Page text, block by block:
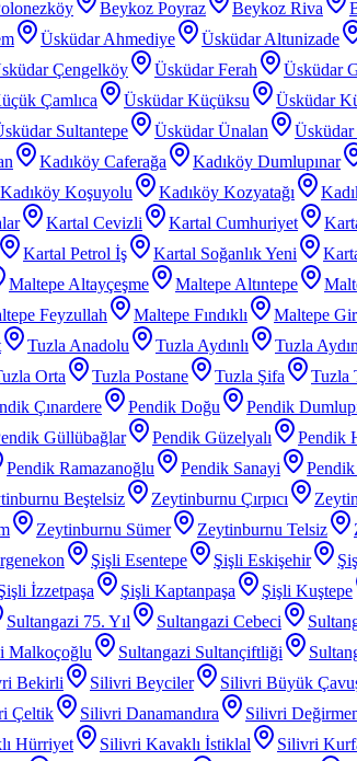
Beykoz Poyraz Beykoz Riva
Üsküdar Ahmediye Üsküdar Altunizade
Çengelköy Üsküdar Ferah Üsküdar
Çamlıca Üsküdar Küçüksu Üsküdar
Sultantepe Üsküdar Ünalan
Kadıköy Caferağa Kadıköy Dumlupınar
Kadıköy Koşuyolu Kadıköy Kozyatağı
Kartal Cevizli Kartal Cumhuriyet
Kartal Petrol İş Kartal Soğanlık Yeni
Maltepe Altayçeşme Maltepe Altıntepe
Feyzullah Maltepe Fındıklı Maltepe
Tuzla Anadolu Tuzla Aydınlı Tuzla
Orta Tuzla Postane Tuzla Şifa Tuzla
Çınardere Pendik Doğu Pendik
Güllübağlar Pendik Güzelyalı Pendik
Pendik Ramazanoğlu Pendik Sanayi Pendik
Beştelsiz Zeytinburnu Çırpıcı
Zeytinburnu Sümer Zeytinburnu Telsiz
Şişli Esentepe Şişli Eskişehir
İzzetpaşa Şişli Kaptanpaşa Şişli Kuştepe
Sultangazi 75. Yıl Sultangazi Cebeci
Malkoçoğlu Sultangazi Sultançiftliği
Bekirli Silivri Beyciler Silivri Büyük
Çeltik Silivri Danamandıra Silivri
Hürriyet Silivri Kavaklı İstiklal Silivri